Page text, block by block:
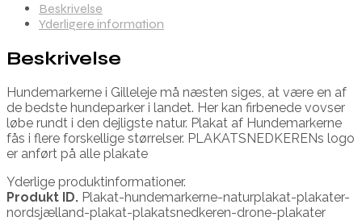
Beskrivelse
Yderligere information
Beskrivelse
Hundemarkerne i Gilleleje må næsten siges, at være en af
de bedste hundeparker i landet. Her kan firbenede vovser
løbe rundt i den dejligste natur. Plakat af Hundemarkerne
fås i flere forskellige størrelser. PLAKATSNEDKERENs logo
er anført på alle plakate
Yderlige produktinformationer.
Produkt ID. Plakat-hundemarkerne-naturplakat-plakater-
nordsjælland-plakat-plakatsnedkeren-drone-plakater